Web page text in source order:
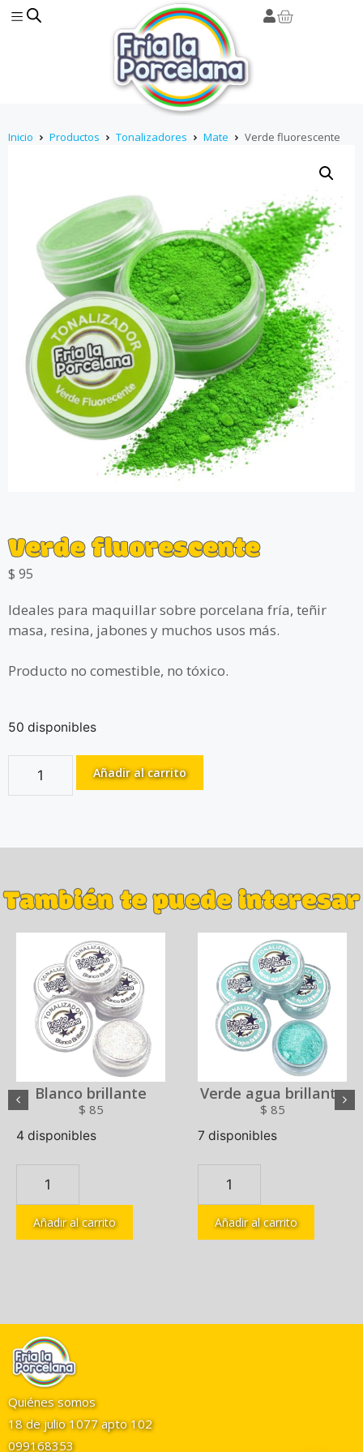
Inicio Productos Tonalizadores Mate Verde fluorescente
Verde fluorescente
$ 95
Ideales para maquillar sobre porcelana fría, teñir
masa, resina, jabones y muchos usos más.
Producto no comestible, no tóxico.
50 disponibles
Añadir al carrito
También te puede interesar
Blanco brillante
$ 85
4 disponibles
Añadir al carrito
Verde agua brillante
$ 85
7 disponibles
Añadir al carrito
Quiénes somos
18 de julio 1077 apto 102
099168353